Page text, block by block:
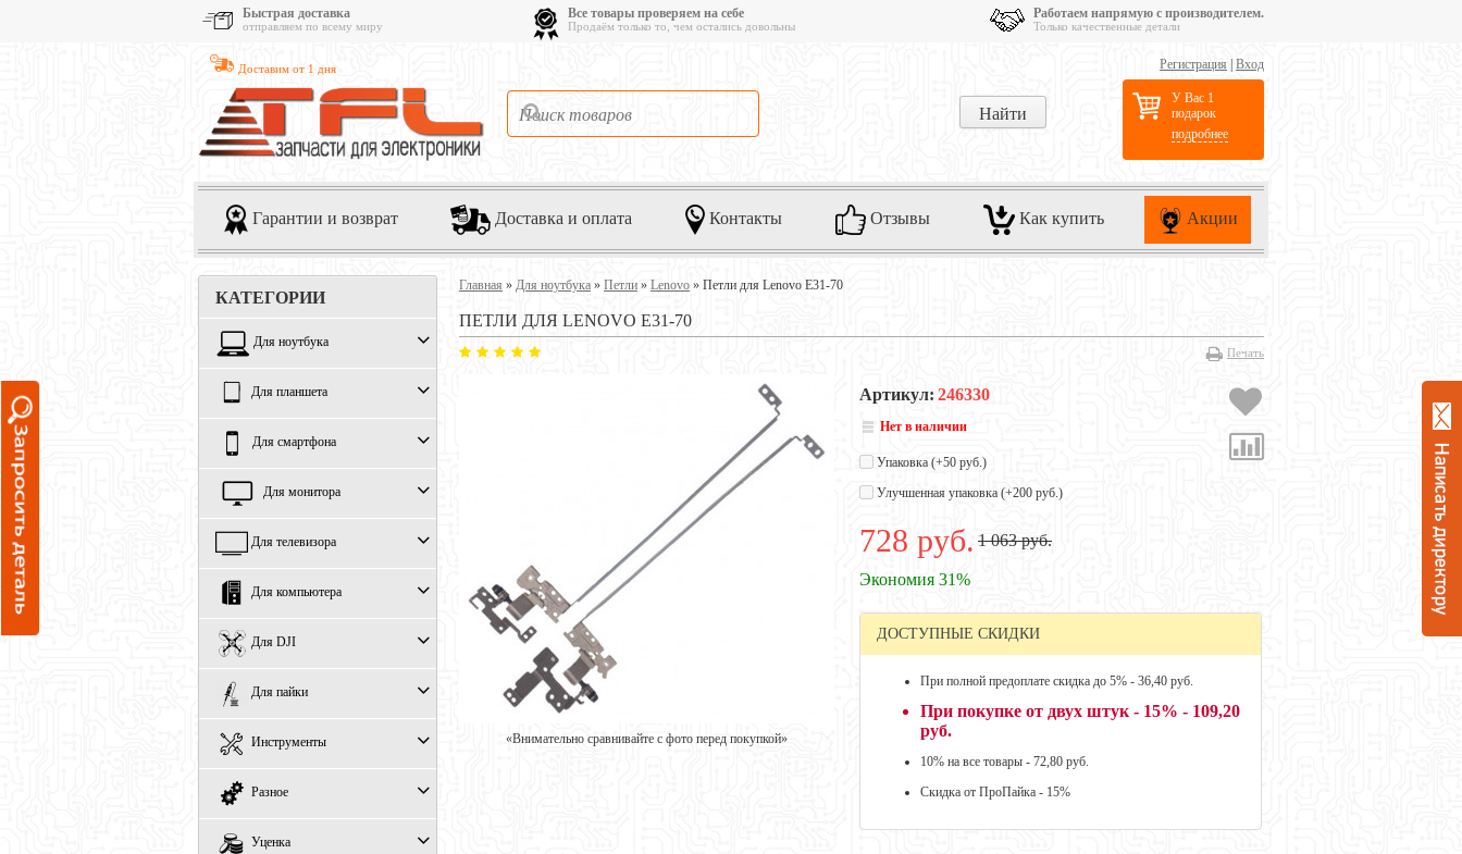
Быстрая доставка
отправляем по всему миру
Все товары проверяем на себе
Продаём только то, чем остались довольны
Работаем напрямую с производителем.
Только качественные детали
Доставим от 1 дня Регистрация Вход
У Вас 1
подарок
подробнее
Гарантии и возврат Доставка и оплата Контакты Отзывы Как купить Акции
КАТЕГОРИИ
Для ноутбука
Для планшета
Для смартфона
Для монитора
Для телевизора
Для компьютера
Для DJI
Для пайки
Инструменты
Разное
Уценка
Главная » Для ноутбука » Петли » Lenovo » Петли для Lenovo E31-70
ПЕТЛИ ДЛЯ LENOVO E31-70
Печать
«Внимательно сравнивайте с фото перед покупкой»
Артикул: 246330
Нет в наличии
Упаковка (+50 руб.)
Улучшенная упаковка (+200 руб.)
728 руб. 1 063 руб.
Экономия 31%
ДОСТУПНЫЕ СКИДКИ
При полной предоплате скидка до 5% - 36,40 руб.
При покупке от двух штук - 15% - 109,20
руб.
10% на все товары - 72,80 руб.
Скидка от ПроПайка - 15%